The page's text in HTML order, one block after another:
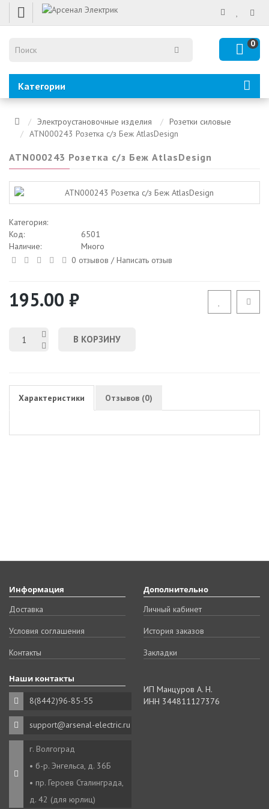
0
Категории
Электроустановочные изделия
Розетки силовые
ATN000243 Розетка с/з Беж AtlasDesign
ATN000243 Розетка с/з Беж AtlasDesign
Категория:
Код:
6501
Наличие:
Много
0 отзывов /Написать отзыв
195.00 ₽
В КОРЗИНУ
Характеристики Отзывов (0)
Информация
Доставка
Условия соглашения
Контакты
Дополнительно
Личный кабинет
История заказов
Закладки
Наши контакты
8(8442)96-85-55
support@arsenal-electric.ru
г. Волгоград
• б-р. Энгельса, д. 36Б
• пр. Героев Сталинграда,
д. 42 (для юрлиц)
ИП Манцуров А. Н.
ИНН 344811127376